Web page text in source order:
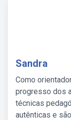
Sandra
Como
progresso dos
técnicas
autênticas e